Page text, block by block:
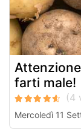
farti male!
Mercoledì 11